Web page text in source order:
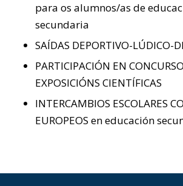
para os alumnos/as de
secundaria
SAÍDAS DEPORTIVO-LÚDICO-
PARTICIPACIÓN EN
EXPOSICIÓNS CIENTÍFICAS
INTERCAMBIOS ESCOLARES
EUROPEOS en educación